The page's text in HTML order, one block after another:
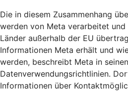
Die in diesem Zusammenhang
werden von Meta verarbeitet
Länder außerhalb der EU
Informationen Meta erhält und
werden, beschreibt Meta in seinen
Datenverwendungsrichtlinien.
Informationen über